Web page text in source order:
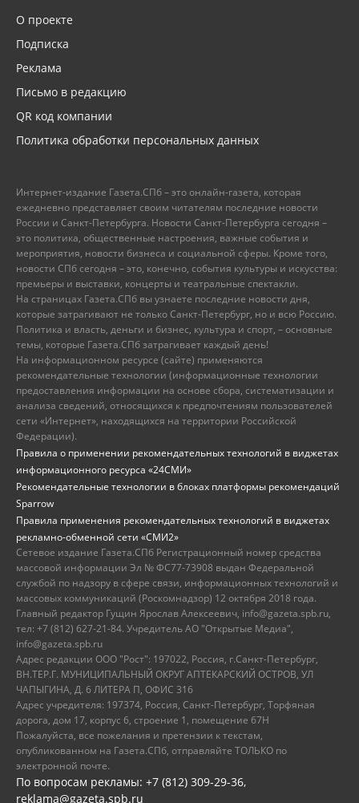
О проекте
Подписка
Реклама
Письмо в редакцию
QR код компании
Политика обработки персональных данных
Интернет-издание Газета.СПб – это онлайн-газета, которая
ежедневно представляет своим читателям последние новости
России и Санкт-Петербурга. Новости Санкт-Петербурга сегодня –
это политика, общественные настроения, важные события и
мероприятия, новости бизнеса и социальной сферы. Кроме того,
новости СПб сегодня – это, конечно, события культуры и искусства:
премьеры и выставки, концерты и театральные спектакли.
На страницах Газета.СПб вы узнаете последние новости дня,
которые затрагивают не только Санкт-Петербург, но и всю Россию.
Политика и власть, деньги и бизнес, культура и спорт, – основные
темы, которые Газета.СПб затрагивает каждый день!
На информационном ресурсе (сайте) применяются
рекомендательные технологии (информационные технологии
предоставления информации на основе сбора, систематизации и
анализа сведений, относящихся к предпочтениям пользователей
сети «Интернет», находящихся на территории Российской
Федерации).
Правила о применении рекомендательных технологий в виджетах
информационного ресурса «24СМИ»
Рекомендательные технологии в блоках платформы рекомендаций
Sparrow
Правила применения рекомендательных технологий в виджетах
рекламно-обменной сети «СМИ2»
Сетевое издание Газета.СПб Регистрационный номер средства
массовой информации Эл № ФС77-73908 выдан Федеральной
службой по надзору в сфере связи, информационных технологий и
массовых коммуникаций (Роскомнадзор) 12 октября 2018 года.
Главный редактор Гущин Ярослав Алексеевич, info@gazeta.spb.ru,
тел: +7 (812) 627-21-84. Учредитель АО "Открытые Медиа",
info@gazeta.spb.ru
Адрес редакции ООО "Рост": 197022, Россия, г.Санкт-Петербург,
ВН.ТЕР.Г. МУНИЦИПАЛЬНЫЙ ОКРУГ АПТЕКАРСКИЙ ОСТРОВ, УЛ
ЧАПЫГИНА, Д. 6 ЛИТЕРА П, ОФИС 316
Адрес учредителя: 197374, Россия, Санкт-Петербург, Торфяная
дорога, дом 17, корпус 6, строение 1, помещение 67Н
Пожалуйста, все пожелания и претензии к текстам,
опубликованном на Газета.СПб, отправляйте ТОЛЬКО по
электронной почте.
По вопросам рекламы: +7 (812) 309-29-36,
reklama@gazeta.spb.ru